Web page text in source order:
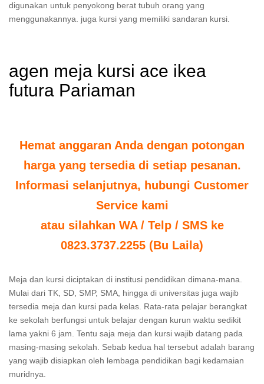
digunakan untuk penyokong berat tubuh orang yang
menggunakannya. juga kursi yang memiliki sandaran kursi.
agen meja kursi ace ikea
futura Pariaman
Hemat anggaran Anda dengan potongan
harga yang tersedia di setiap pesanan.
Informasi selanjutnya, hubungi Customer
Service kami
atau silahkan WA / Telp / SMS ke
0823.3737.2255 (Bu Laila)
Meja dan kursi diciptakan di institusi pendidikan dimana-mana.
Mulai dari TK, SD, SMP, SMA, hingga di universitas juga wajib
tersedia meja dan kursi pada kelas. Rata-rata pelajar berangkat
ke sekolah berfungsi untuk belajar dengan kurun waktu sedikit
lama yakni 6 jam. Tentu saja meja dan kursi wajib datang pada
masing-masing sekolah. Sebab kedua hal tersebut adalah barang
yang wajib disiapkan oleh lembaga pendidikan bagi kedamaian
muridnya.